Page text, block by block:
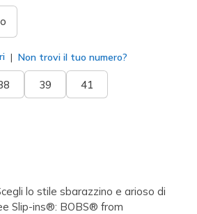
Non trovi il tuo numero?
39 41
lo stile sbarazzino e arioso di
Slip-ins®: BOBS® from